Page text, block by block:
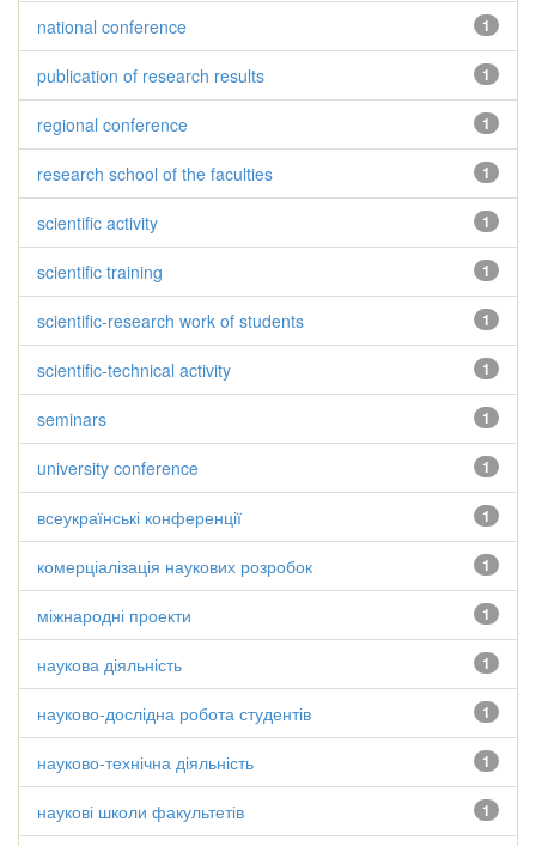
1
national conference
1
publication of research results
1
regional conference
1
research school of the faculties
1
scientific activity
1
scientific training
1
scientific-research work of students
1
scientific-technical activity
1
seminars
1
university conference
1
всеукраїнські конференції
1
комерціалізація наукових розробок
1
міжнародні проекти
1
наукова діяльність
1
науково-дослідна робота студентів
1
науково-технічна діяльність
1
наукові школи факультетів